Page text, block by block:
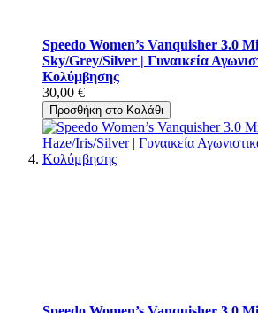
Speedo Women’s Vanquisher 3.0
Sky/Grey/Silver | Γυναικεία
Κολύμβησης
30,00 €
Προσθήκη στο Καλάθι